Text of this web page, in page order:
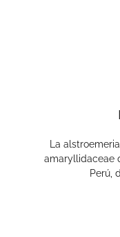
La
amaryllidaceae
Perú,